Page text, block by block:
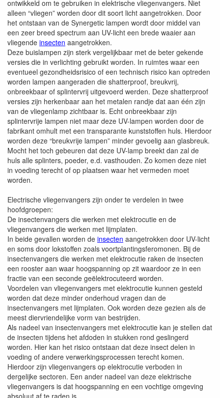
ontwikkeld om te gebruiken in elektrische vliegenvangers. Niet
alleen “vliegen” worden door dit soort licht aangetrokken. Door
het ontstaan van de Synergetic lampen wordt door middel van
een zeer breed spectrum aan UV-licht een brede waaier aan
vliegende insecten aangetrokken.
Deze buislampen zijn sterk vergelijkbaar met de beter gekende
versies die in verlichting gebruikt worden. In ruimtes waar een
eventueel gezondheidsrisico of een technisch risico kan optreden
worden lampen aangeraden die shatterproof, breukvrij,
onbreekbaar of splintervrij uitgevoerd werden. Deze shatterproof
versies zijn herkenbaar aan het metalen randje dat aan één zijn
van de vliegenlamp zichtbaar is. Echt onbreekbaar zijn
splintervrije lampen niet maar deze UV-lampen worden door de
fabrikant omhult met een transparante kunststoffen huls. Hierdoor
worden deze “breukvrije lampen” minder gevoelig aan glasbreuk.
Mocht het toch gebeuren dat deze UV-lamp breekt dan zal de
huls alle splinters, poeder, e.d. vasthouden. Zo komen deze niet
in voeding terecht of op plaatsen waar het vermeden moet
worden.
Electrische vliegenvangers zijn onder te verdelen in twee
hoofdgroepen:
De insectenvangers die werken met elektrocutie en de
vliegenvangers die werken met lijmplaten.
In beide gevallen worden de insecten aangetrokken door UV-licht
en soms door lokstoffen zoals voortplantingsferomonen. Bij de
insectenvangers die werken met elektrocutie raken de insecten
een rooster aan waar hoogspanning op zit waardoor ze in een
fractie van een seconde geëlektrocuteerd worden.
Voordelen van vliegenvangers met elektrocutie kunnen gesteld
worden dat deze minder onderhoud vragen dan de
insectenvangers met lijmplaten. Ook worden deze gezien als de
meest diervriendelijke vorm van bestrijden.
Als nadeel van insectenvangers met elektrocutie kan je stellen dat
de insecten tijdens het afdoden in stukken rond geslingerd
worden. Hier kan het risico ontstaan dat deze insect delen in
voeding of andere verwerkingsprocessen terecht komen.
Hierdoor zijn vliegenvangers op elektrocutie verboden in
dergelijke sectoren. Een ander nadeel van deze elektrische
vliegenvangers is dat hoogspanning en een vochtige omgeving
absoluut af te raden is.